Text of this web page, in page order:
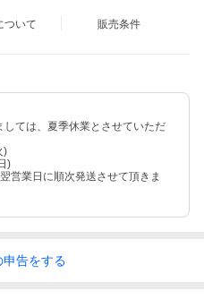
ついて 販売条件
ては、夏季休業とさせていただ
)
)
営業日に順次発送させて頂きま
申告をする